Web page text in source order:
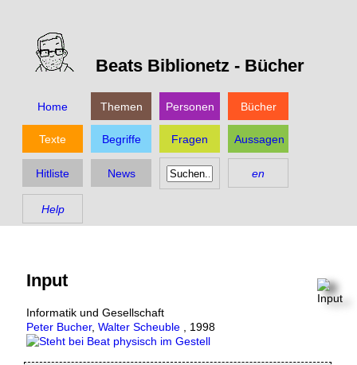
Beats Biblionetz - Bücher
Home Themen Personen Bücher
Texte Begriffe Fragen Aussagen
Hitliste News en
Help
Input
Informatik und Gesellschaft
Peter Bucher, Walter Scheuble 1998